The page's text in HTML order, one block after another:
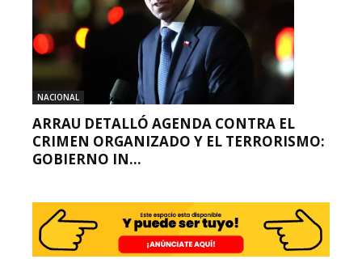
NACIONAL
ARRAU DETALLÓ AGENDA CONTRA EL
CRIMEN ORGANIZADO Y EL TERRORISMO:
GOBIERNO IN...